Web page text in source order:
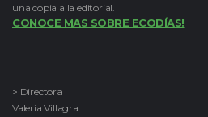
una copia a la editorial.
CONOCE MAS SOBRE ECODÍAS!
> Directora
Valeria Villagra